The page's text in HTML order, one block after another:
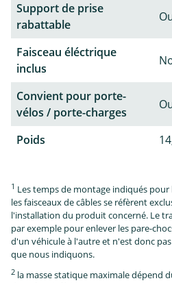
Support de prise
rabattable
Faisceau éléctrique
inclus
Convient pour porte-
vélos / porte-charges
Poids
1 Les temps de montage indiqués
les faisceaux de câbles se réfèrent
l'installation du produit concerné. Le
par exemple pour enlever les pare-
d'un véhicule à l'autre et n'est donc
que nous indiquons.
2 la masse statique maximale dépend